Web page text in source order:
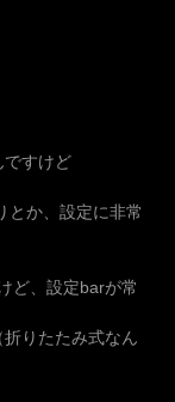
ですけど
とか、設定に非常
ど、設定barが常
りたたみ式なん